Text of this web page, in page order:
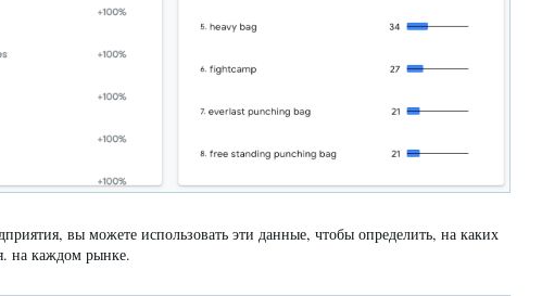
вы можете использовать эти данные, чтобы определить, на каких
на каждом рынке.